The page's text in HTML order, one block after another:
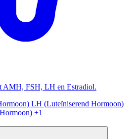
AMH, FSH, LH en Estradiol.
LH (Luteïniserend Hormoon)
+1